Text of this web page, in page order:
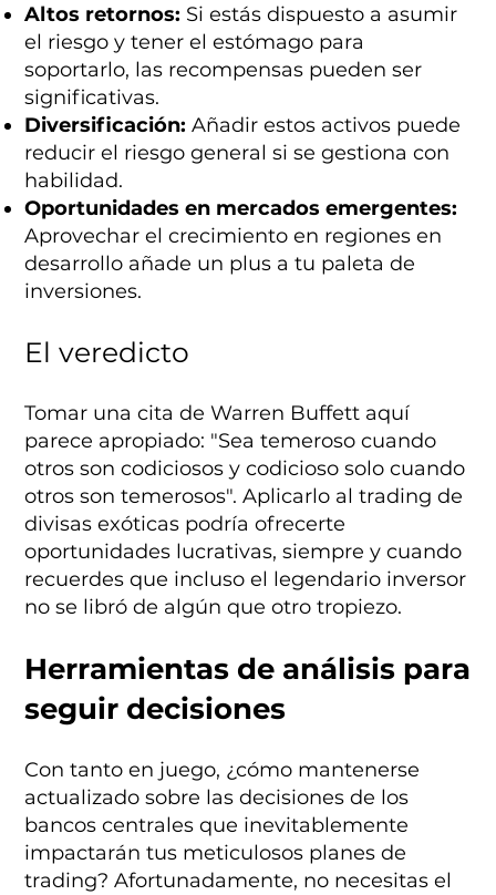
Altos retornos: Si estás dispuesto a asumir
el riesgo y tener el estómago para
soportarlo, las recompensas pueden ser
significativas.
Diversificación: Añadir estos activos puede
reducir el riesgo general si se gestiona con
habilidad.
Oportunidades en mercados emergentes:
Aprovechar el crecimiento en regiones en
desarrollo añade un plus a tu paleta de
inversiones.
El veredicto
Tomar una cita de Warren Buffett aquí
parece apropiado: "Sea temeroso cuando
otros son codiciosos y codicioso solo cuando
otros son temerosos". Aplicarlo al trading de
divisas exóticas podría ofrecerte
oportunidades lucrativas, siempre y cuando
recuerdes que incluso el legendario inversor
no se libró de algún que otro tropiezo.
Herramientas de análisis para
seguir decisiones
Con tanto en juego, ¿cómo mantenerse
actualizado sobre las decisiones de los
bancos centrales que inevitablemente
impactarán tus meticulosos planes de
trading? Afortunadamente, no necesitas el